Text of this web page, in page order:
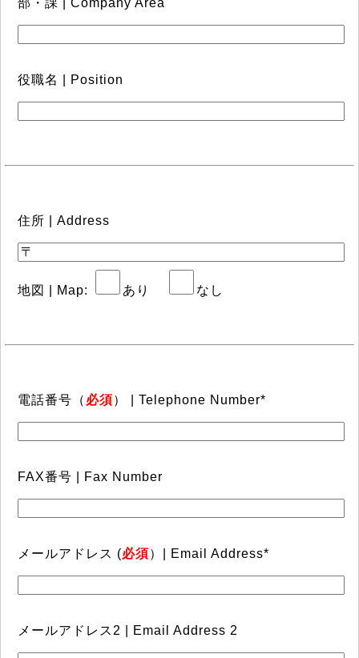
役職名 | Position
住所 | Address
地図 | Map: あり なし
電話番号（ 必須） | Telephone Number*
FAX番号 | Fax Number
メールアドレス (必須）| Email Address*
メールアドレス2 | Email Address 2